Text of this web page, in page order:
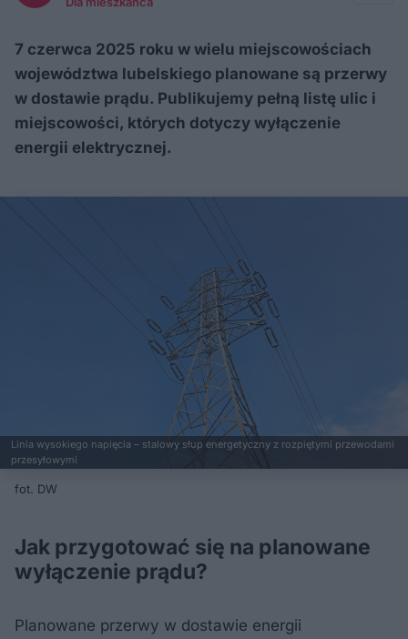
7 czerwca 2025 roku w wielu miejscowościach
województwa lubelskiego planowane są przerwy
w dostawie prądu. Publikujemy pełną listę ulic i
miejscowości, których dotyczy wyłączenie
energii elektrycznej.
Linia wysokiego napięcia – stalowy słup energetyczny z rozpiętymi przewodami
przesyłowymi
fot. DW
Jak przygotować się na planowane
wyłączenie prądu?
Planowane przerwy w dostawie energii